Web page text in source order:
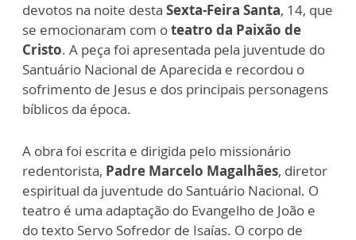
devotos na noite desta Sexta-Feira Santa, 14, que
se emocionaram com oteatro da Paixão de
Cristo. A peça foi apresentada pela juventude do
Santuário Nacional de Aparecida e recordou o
sofrimento de Jesus e dos principais personagens
bíblicos da época.
A obra foi escrita e dirigida pelo missionário
redentorista, Padre Marcelo Magalhães, diretor
espiritual da juventude do Santuário Nacional. O
teatro é uma adaptação do Evangelho de João e
do texto Servo Sofredor de Isaías. O corpo de